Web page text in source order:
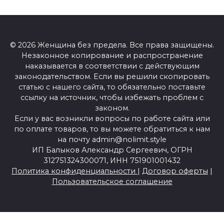
© 2026 Женщина без предела. Все права защищены.
Незаконное копирование и распространение
наказывается в соответствии с действующим
законодательством. Если вы решили скопировать
статью с нашего сайта, то обязательно поставьте
ссылку на источник, чтобы избежать проблем с
законом.
Если у вас возникли вопросы по работе сайта или
по оплате товаров, то вы можете обратиться к нам
на почту admin@nolimit.style
ИП Балыков Александр Сергеевич, ОГРН
312751324300071, ИНН 751901001432
Политика конфиденциальности
Договор оферты
Пользовательское соглашение